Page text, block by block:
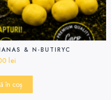
& N-BUTIRYC
lei
în coș